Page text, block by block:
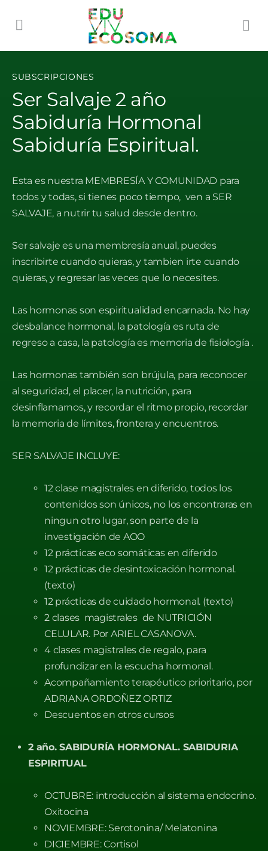
SUBSCRIPCIONES
Ser Salvaje 2 año
Sabiduría Hormonal
Sabiduría Espiritual.
Esta es nuestra MEMBRESÍA Y COMUNIDAD para
todos y todas, si tienes poco tiempo, ven a SER
SALVAJE, a nutrir tu salud desde dentro.
Ser salvaje es una membresía anual, puedes
inscribirte cuando quieras, y tambien irte cuando
quieras, y regresar las veces que lo necesites.
Las hormonas son espiritualidad encarnada. No hay
desbalance hormonal, la patología es ruta de
regreso a casa, la patología es memoria de fisiología .
Las hormonas también son brújula, para reconocer
al seguridad, el placer, la nutrición, para
desinflamarnos, y recordar el ritmo propio, recordar
la memoria de límites, frontera y encuentros.
SER SALVAJE INCLUYE:
12 clase magistrales en diferido, todos los
contenidos son únicos, no los encontraras en
ningun otro lugar, son parte de la
investigación de AOO
12 prácticas eco somáticas en diferido
12 prácticas de desintoxicación hormonal.
(texto)
12 prácticas de cuidado hormonal. (texto)
2 clases magistrales de NUTRICIÓN
CELULAR. Por ARIEL CASANOVA.
4 clases magistrales de regalo, para
profundizar en la escucha hormonal.
Acompañamiento terapéutico prioritario, por
ADRIANA ORDOÑEZ ORTIZ
Descuentos en otros cursos
2 año. SABIDURÍA HORMONAL. SABIDURIA
ESPIRITUAL
OCTUBRE: introducción al sistema endocrino.
Oxitocina
NOVIEMBRE: Serotonina/ Melatonina
DICIEMBRE: Cortisol